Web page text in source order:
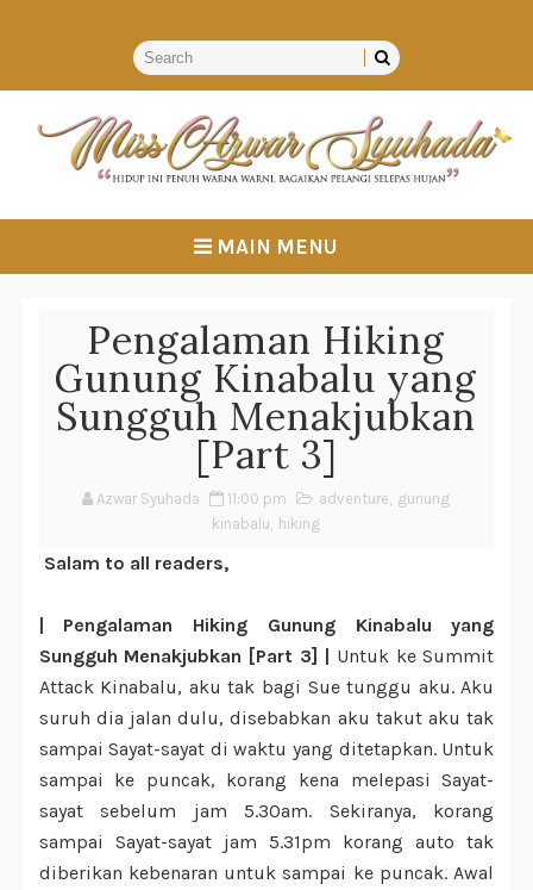
MAIN MENU
Pengalaman Hiking
Gunung Kinabalu yang
Sungguh Menakjubkan
[Part 3]
Azwar Syuhada 11:00 pm adventure gunung
kinabalu
hiking
Salam to all readers,
| Pengalaman Hiking Gunung Kinabalu yang
Sungguh Menakjubkan [Part 3] | Untuk ke Summit
Attack Kinabalu, aku tak bagi Sue tunggu aku. Aku
suruh dia jalan dulu, disebabkan aku takut aku tak
sampai Sayat-sayat di waktu yang ditetapkan. Untuk
sampai ke puncak, korang kena melepasi Sayat-
sayat sebelum jam 5.30am. Sekiranya, korang
sampai Sayat-sayat jam 5.31pm korang auto tak
diberikan kebenaran untuk sampai ke puncak. Awal